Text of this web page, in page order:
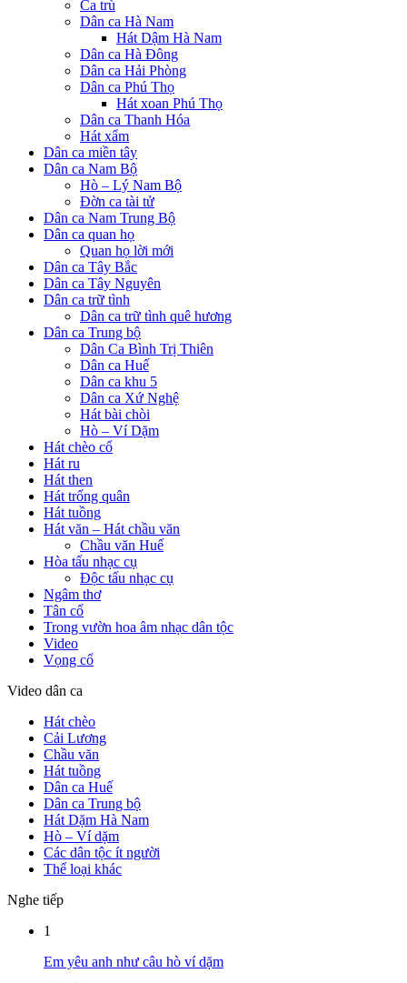
Ca trù
Dân ca Hà Nam
Hát Dậm Hà Nam
Dân ca Hà Đông
Dân ca Hải Phòng
Dân ca Phú Thọ
Hát xoan Phú Thọ
Dân ca Thanh Hóa
Hát xẩm
Dân ca miền tây
Dân ca Nam Bộ
Hò – Lý Nam Bộ
Đờn ca tài tử
Dân ca Nam Trung Bộ
Dân ca quan họ
Quan họ lời mới
Dân ca Tây Bắc
Dân ca Tây Nguyên
Dân ca trữ tình
Dân ca trữ tình quê hương
Dân ca Trung bộ
Dân Ca Bình Trị Thiên
Dân ca Huế
Dân ca khu 5
Dân ca Xứ Nghệ
Hát bài chòi
Hò – Ví Dặm
Hát chèo cổ
Hát ru
Hát then
Hát trống quân
Hát tuồng
Hát văn – Hát chầu văn
Chầu văn Huế
Hòa tấu nhạc cụ
Độc tấu nhạc cụ
Ngâm thơ
Tân cổ
Trong vườn hoa âm nhạc dân tộc
Video
Vọng cổ
Video dân ca
Hát chèo
Cải Lương
Chầu văn
Hát tuồng
Dân ca Huế
Dân ca Trung bộ
Hát Dặm Hà Nam
Hò – Ví dặm
Các dân tộc ít người
Thể loại khác
Nghe tiếp
1
Em yêu anh như câu hò ví dặm